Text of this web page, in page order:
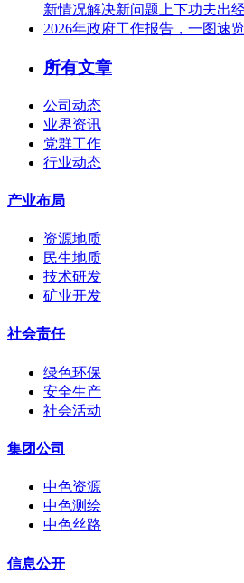
新情况解决新问题上下功夫出
2026年政府工作报告，一图速览
所有文章
公司动态
业界资讯
党群工作
行业动态
产业布局
资源地质
民生地质
技术研发
矿业开发
社会责任
绿色环保
安全生产
社会活动
集团公司
中色资源
中色测绘
中色丝路
信息公开